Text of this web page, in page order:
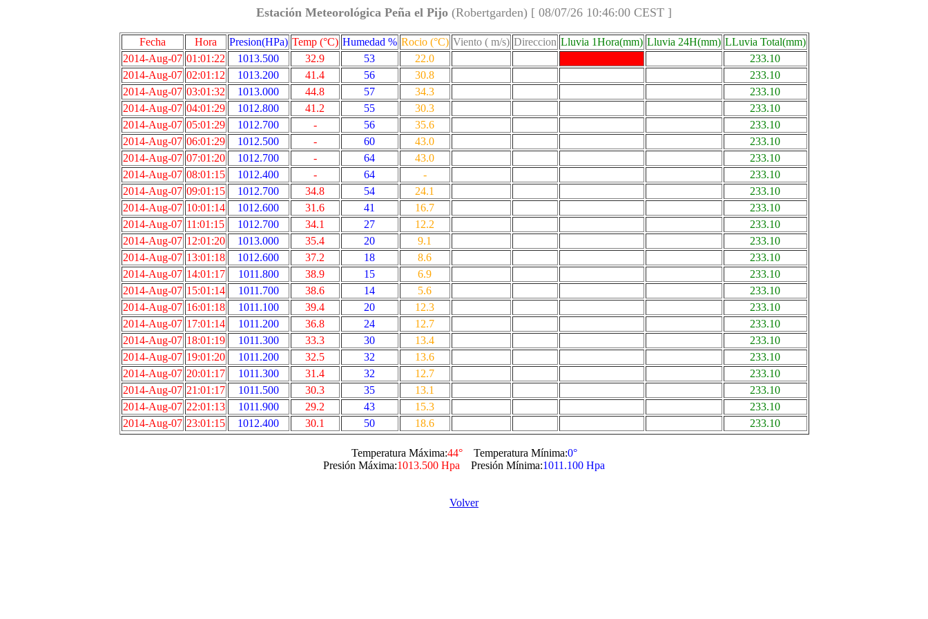
Estación Meteorológica Peña el Pijo (Robertgarden) [ 08/07/26 10:46:00 CEST ]
Fecha Hora Presion(HPa) Temp (°C) Humedad % Rocio (°C) Viento ( m/s) Direccion Lluvia 1Hora(mm) Lluvia 24H(mm) LLuvia Total(mm)
2014-Aug-07 01:01:22 1013.500 32.9 53 22.0
233.10
2014-Aug-07 02:01:12 1013.200 41.4 56 30.8
233.10
2014-Aug-07 03:01:32 1013.000 44.8 57 34.3
233.10
2014-Aug-07 04:01:29 1012.800 41.2 55 30.3
233.10
2014-Aug-07 05:01:29 1012.700 - 56 35.6
233.10
2014-Aug-07 06:01:29 1012.500 - 60 43.0
233.10
2014-Aug-07 07:01:20 1012.700 - 64 43.0
233.10
2014-Aug-07 08:01:15 1012.400 - 64 -
233.10
2014-Aug-07 09:01:15 1012.700 34.8 54 24.1
233.10
2014-Aug-07 10:01:14 1012.600 31.6 41 16.7
233.10
2014-Aug-07 11:01:15 1012.700 34.1 27 12.2
233.10
2014-Aug-07 12:01:20 1013.000 35.4 20 9.1
233.10
2014-Aug-07 13:01:18 1012.600 37.2 18 8.6
233.10
2014-Aug-07 14:01:17 1011.800 38.9 15 6.9
233.10
2014-Aug-07 15:01:14 1011.700 38.6 14 5.6
233.10
2014-Aug-07 16:01:18 1011.100 39.4 20 12.3
233.10
2014-Aug-07 17:01:14 1011.200 36.8 24 12.7
233.10
2014-Aug-07 18:01:19 1011.300 33.3 30 13.4
233.10
2014-Aug-07 19:01:20 1011.200 32.5 32 13.6
233.10
2014-Aug-07 20:01:17 1011.300 31.4 32 12.7
233.10
2014-Aug-07 21:01:17 1011.500 30.3 35 13.1
233.10
2014-Aug-07 22:01:13 1011.900 29.2 43 15.3
233.10
2014-Aug-07 23:01:15 1012.400 30.1 50 18.6 233.10
Temperatura Máxima:44°Temperatura Mínima:0°
Presión Máxima:1013.500 Hpa Presión Mínima:1011.100 Hpa
Volver